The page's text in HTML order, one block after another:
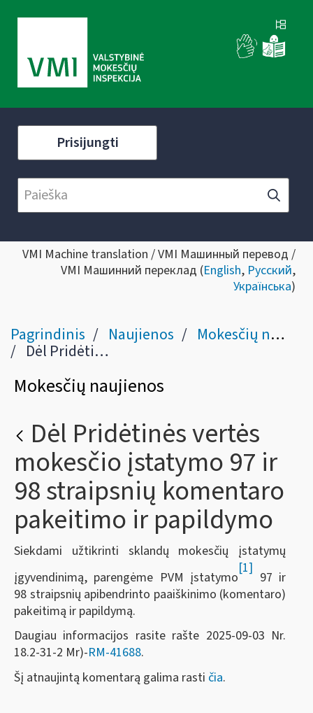
Prisijungti
VMI Machine translation / VMI Машинный перевод /
VMI Машинний переклад (English, Русский,
Українська)
Pagrindinis Naujienos Mokesčių naujienos
Dėl Pridėtinės vertės mokesčio įstatymo 97 ir 98 straipsnių komentaro pakeitimo ir papildymo
Mokesčių naujienos
Dėl Pridėtinės vertės
mokesčio įstatymo 97 ir
98 straipsnių komentaro
pakeitimo ir papildymo
Siekdami užtikrinti sklandų mokesčių įstatymų
įgyvendinimą, parengėme PVM įstatymo
[1]
97 ir
98 straipsnių apibendrinto paaiškinimo (komentaro)
pakeitimą ir papildymą.
Daugiau informacijos rasite rašte 2025-09-03 Nr.
18.2-31-2 Mr)-RM-41688.
Šį atnaujintą komentarą galima rasti čia.